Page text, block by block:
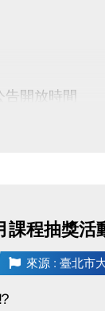
告開放時間
課程抽獎活
來源 : 臺北市